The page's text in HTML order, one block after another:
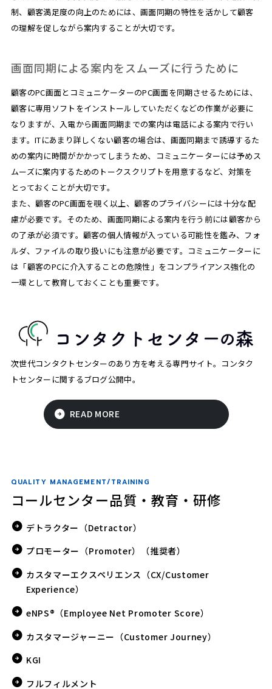
制、顧客満足度の向上のためには、画面同期の特性を活かして顧客
の理解を促しながら案内することが大切です。
画面同期による案内をスムーズに行うために
顧客のPC画面とコミュニケーターのPC画面を同期させるためには、
顧客に専用ソフトをインストールしていただくなどの作業が必要に
なりますが、入電から画面同期までの案内は電話による案内で行い
ます。ITにあまり詳しくない顧客の場合は、画面同期まで誘導するた
めの案内に時間がかかってしまうため、コミュニケーターには予めス
ムーズに案内するためのトークスクリプトを用意するなど、対策を
とっておくことが大切です。
また、顧客のPC画面を覗く以上、顧客のプライバシーには十分な配
慮が必要です。そのため、画面同期による案内を行う前には顧客から
の了承が必須です。顧客の個人情報が入っている可能性を鑑み、フォ
ルダ、ファイルの取り扱いにも注意が必要です。コミュニケーターに
は「顧客のPCに介入することの危険性」をコンプライアンス強化の
一環として教育しておくことも重要です。
次世代コンタクトセンターのあり方を考える専門サイト。コンタク
トセンターに関するブログ公開中。
READ MORE
QUALITY MANAGEMENT/TRAINING
コールセンター品質・教育・研修
デトラクター（Detractor）
プロモーター（Promoter）（推奨者）
カスタマーエクスペリエンス（CX/Customer
Experience）
eNPS®（Employee Net Promoter Score）
カスタマージャーニー（Customer Journey）
KGI
フルフィルメント